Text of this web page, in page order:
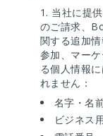
当社に提
のご請求、
関する追加
参加、マー
る個人情報
れません：
名字・名
ビジネス